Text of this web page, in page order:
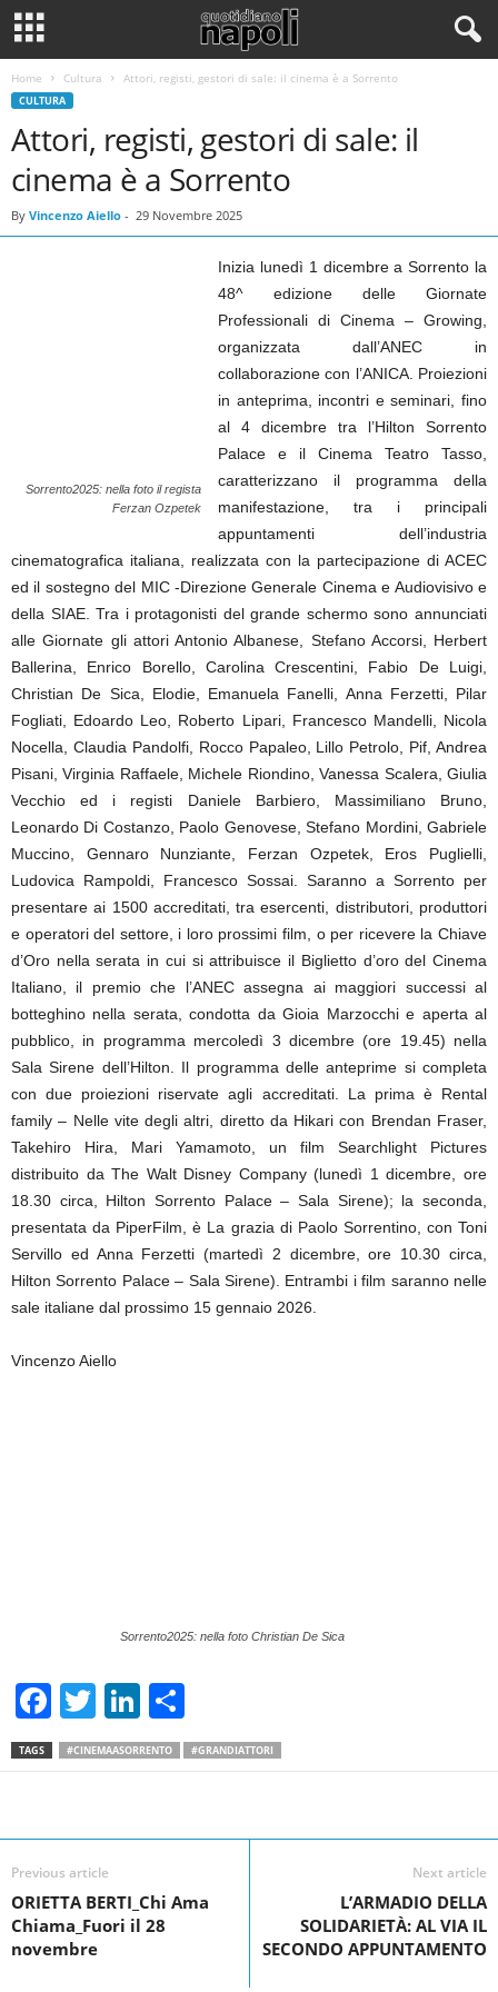
Home Cultura Attori, registi, gestori di sale: il cinema è a Sorrento
CULTURA
Attori, registi, gestori di sale: il
cinema è a Sorrento
By Vincenzo Aiello - 29 Novembre 2025
Sorrento2025: nella foto il regista
Ferzan Ozpetek
Inizia lunedì 1 dicembre a Sorrento la
48^ edizione delle Giornate
Professionali di Cinema – Growing,
organizzata dall’ANEC in
collaborazione con l’ANICA. Proiezioni
in anteprima, incontri e seminari, fino
al 4 dicembre tra l’Hilton Sorrento
Palace e il Cinema Teatro Tasso,
caratterizzano il programma della
manifestazione, tra i principali
appuntamenti dell’industria
cinematografica italiana, realizzata con la partecipazione di ACEC
ed il sostegno del MIC -Direzione Generale Cinema e Audiovisivo e
della SIAE. Tra i protagonisti del grande schermo sono annunciati
alle Giornate gli attori Antonio Albanese, Stefano Accorsi, Herbert
Ballerina, Enrico Borello, Carolina Crescentini, Fabio De Luigi,
Christian De Sica, Elodie, Emanuela Fanelli, Anna Ferzetti, Pilar
Fogliati, Edoardo Leo, Roberto Lipari, Francesco Mandelli, Nicola
Nocella, Claudia Pandolfi, Rocco Papaleo, Lillo Petrolo, Pif, Andrea
Pisani, Virginia Raffaele, Michele Riondino, Vanessa Scalera, Giulia
Vecchio ed i registi Daniele Barbiero, Massimiliano Bruno,
Leonardo Di Costanzo, Paolo Genovese, Stefano Mordini, Gabriele
Muccino, Gennaro Nunziante, Ferzan Ozpetek, Eros Puglielli,
Ludovica Rampoldi, Francesco Sossai. Saranno a Sorrento per
presentare ai 1500 accreditati, tra esercenti, distributori, produttori
e operatori del settore, i loro prossimi film, o per ricevere la Chiave
d’Oro nella serata in cui si attribuisce il Biglietto d’oro del Cinema
Italiano, il premio che l’ANEC assegna ai maggiori successi al
botteghino nella serata, condotta da Gioia Marzocchi e aperta al
pubblico, in programma mercoledì 3 dicembre (ore 19.45) nella
Sala Sirene dell’Hilton. Il programma delle anteprime si completa
con due proiezioni riservate agli accreditati. La prima è Rental
family – Nelle vite degli altri, diretto da Hikari con Brendan Fraser,
Takehiro Hira, Mari Yamamoto, un film Searchlight Pictures
distribuito da The Walt Disney Company (lunedì 1 dicembre, ore
18.30 circa, Hilton Sorrento Palace – Sala Sirene); la seconda,
presentata da PiperFilm, è La grazia di Paolo Sorrentino, con Toni
Servillo ed Anna Ferzetti (martedì 2 dicembre, ore 10.30 circa,
Hilton Sorrento Palace – Sala Sirene). Entrambi i film saranno nelle
sale italiane dal prossimo 15 gennaio 2026.
Vincenzo Aiello
Sorrento2025: nella foto Christian De Sica
F
a
c
b
o
o
k
T
wi
tt
Li
n
k
dI
h
ar
TAGS #CINEMAASORRENTO #GRANDIATTORI
Previous article
ORIETTA BERTI_Chi Ama
Chiama_Fuori il 28
novembre
Next article
L’ARMADIO DELLA
SOLIDARIETÀ: AL VIA IL
SECONDO APPUNTAMENTO